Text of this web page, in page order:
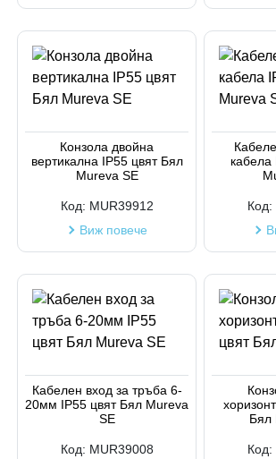
Конзола двойна
вертикална IP55 цвят Бял
Mureva SE
Код: MUR39912
Виж повече
кабела
Код:
Кабелен вход за тръба 6-
20мм IP55 цвят Бял Mureva
SE
Код: MUR39008
Бял
Код: